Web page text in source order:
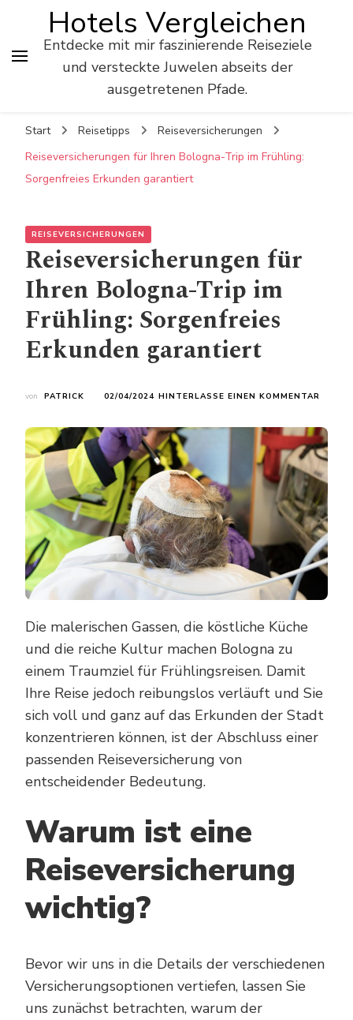
Hotels Vergleichen
Entdecke mit mir faszinierende Reiseziele
und versteckte Juwelen abseits der
ausgetretenen Pfade.
Start Reisetipps
Reiseversicherungen
Reiseversicherungen für Ihren Bologna-Trip im Frühling:
Sorgenfreies Erkunden garantiert
REISEVERSICHERUNGEN
Reiseversicherungen für
Ihren Bologna-Trip im
Frühling: Sorgenfreies
Erkunden garantiert
von PATRICK 02/04/2024 HINTERLASSE EINEN KOMMENTAR
IHREN
TRIP
IM
Die malerischen Gassen, die köstliche Küche
und die reiche Kultur machen Bologna zu
einem Traumziel für Frühlingsreisen. Damit
Ihre Reise jedoch reibungslos verläuft und Sie
sich voll und ganz auf das Erkunden der Stadt
konzentrieren können, ist der Abschluss einer
passenden Reiseversicherung von
entscheidender Bedeutung.
Warum ist eine
Reiseversicherung
wichtig?
Bevor wir uns in die Details der verschiedenen
Versicherungsoptionen vertiefen, lassen Sie
uns zunächst betrachten, warum der